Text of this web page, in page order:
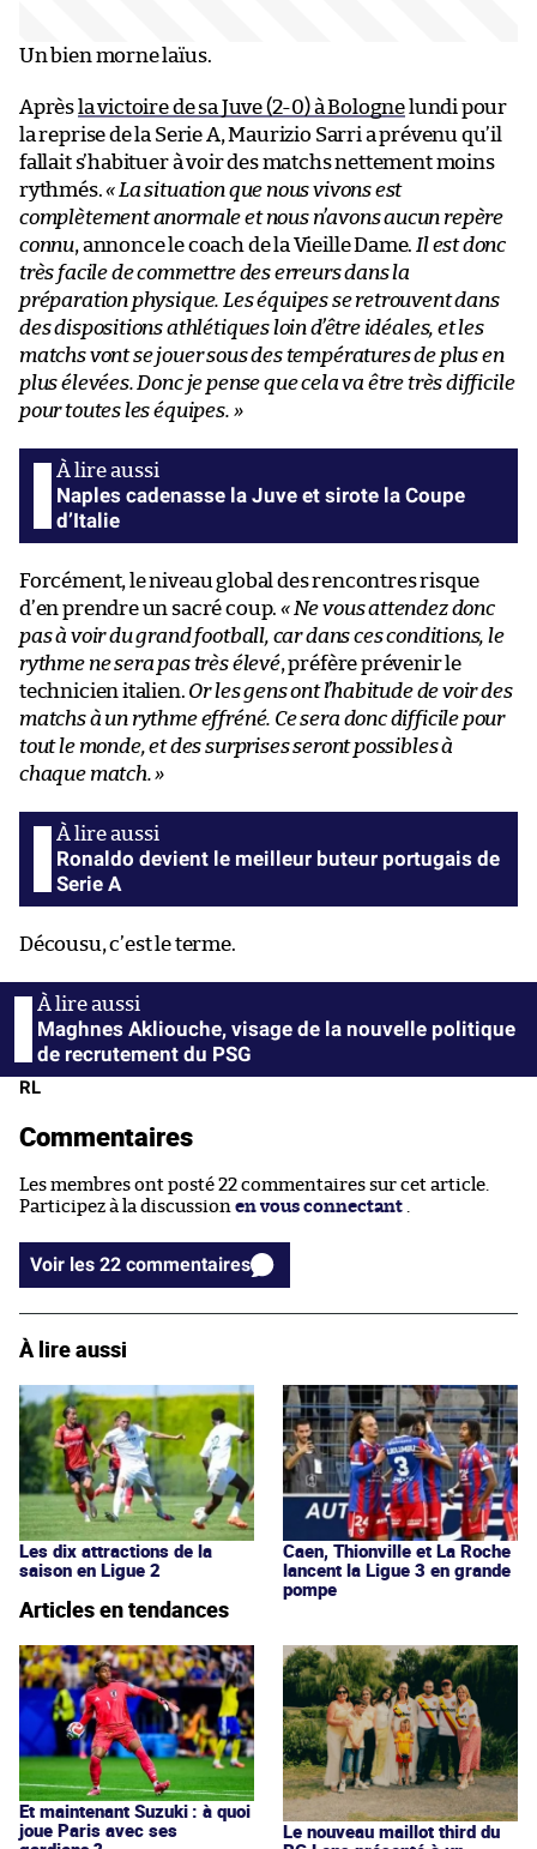
Un bien morne laïus.
Après la victoire de sa Juve (2-0) à Bologne lundi pour
la reprise de la Serie A, Maurizio Sarri a prévenu qu’il
fallait s’habituer à voir des matchs nettement moins
rythmés.« La situation que nous vivons est
complètement anormale et nous n’avons aucun repère
connu, annonce le coach de la Vieille Dame. Il est donc
très facile de commettre des erreurs dans la
préparation physique. Les équipes se retrouvent dans
des dispositions athlétiques loin d’être idéales, et les
matchs vont se jouer sous des températures de plus en
plus élevées. Donc je pense que cela va être très difficile
pour toutes les équipes. »
Naples cadenasse la Juve et sirote la Coupe
d’Italie
Forcément, le niveau global des rencontres risque
d’en prendre un sacré coup. « Ne vous attendez donc
pas à voir du grand football, car dans ces conditions, le
rythme ne sera pas très élevé, préfère prévenir le
technicien italien. Or les gens ont l’habitude de voir des
matchs à un rythme effréné. Ce sera donc difficile pour
tout le monde, et des surprises seront possibles à
chaque match. »
Ronaldo devient le meilleur buteur portugais de
Serie A
Décousu, c’est le terme.
Maghnes Akliouche, visage de la nouvelle politique
de recrutement du PSG
RL
Commentaires
Les membres ont posté 22 commentaires sur cet article.
Participez à la discussion en vous connectant
Voir les 22 commentaires
À lire aussi
Les dix attractions de la
saison en Ligue 2
Caen, Thionville et La Roche
lancent la Ligue 3 en grande
pompe
Articles en tendances
Et maintenant Suzuki : à quoi
joue Paris avec ses
Le nouveau maillot third du